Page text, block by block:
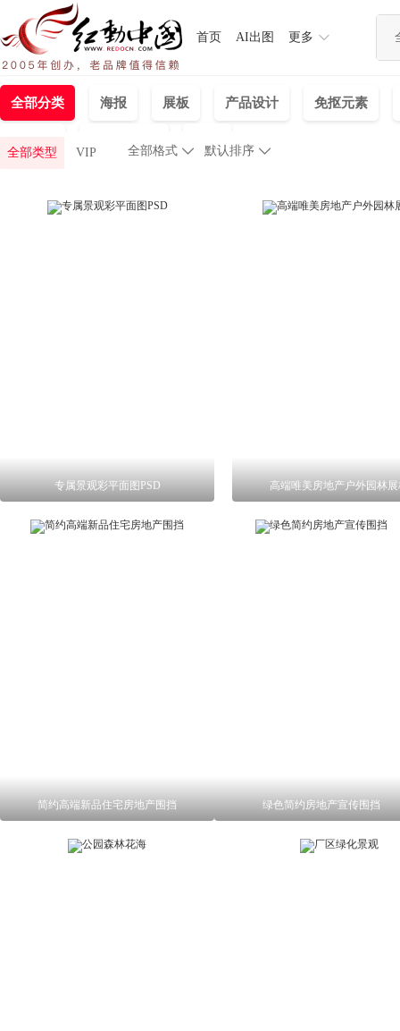
首页 AI出图 更多
全部分类 海报 展板 产品设计 免抠元素
banner海报 样机
全部类型 VIP 
全部格式 默认排序 
专属景观彩平面图PSD 高端唯美房地产户外园林
简约高端新品住宅房地产围挡 绿色简约房地产宣传围挡